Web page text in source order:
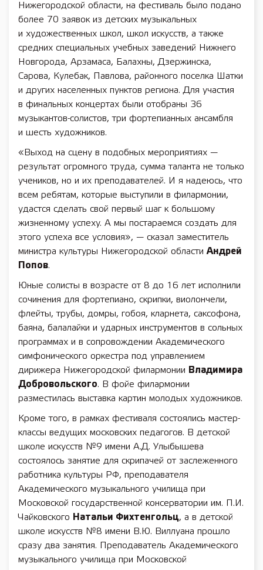
Нижегородской области, на фестиваль было подано
более 70 заявок из детских музыкальных
и художественных школ, школ искусств, а также
средних специальных учебных заведений Нижнего
Новгорода, Арзамаса, Балахны, Дзержинска,
Сарова, Кулебак, Павлова, районного поселка Шатки
и других населенных пунктов региона. Для участия
в финальных концертах были отобраны 36
музыкантов-солистов, три фортепианных ансамбля
и шесть художников.
«Выход на сцену в подобных мероприятиях —
результат огромного труда, сумма таланта не только
учеников, но и их преподавателей. И я надеюсь, что
всем ребятам, которые выступили в филармонии,
удастся сделать свой первый шаг к большому
жизненному успеху. А мы постараемся создать для
этого успеха все условия», — сказал заместитель
министра культуры Нижегородской областиАндрей
Попов.
Юные солисты в возрасте от 8 до 16 лет исполнили
сочинения для фортепиано, скрипки, виолончели,
флейты, трубы, домры, гобоя, кларнета, саксофона,
баяна, балалайки и ударных инструментов в сольных
программах и в сопровождении Академического
симфонического оркестра под управлением
дирижера Нижегородской филармонии Владимира
Добровольского. В фойе филармонии
разместилась выставка картин молодых художников.
Кроме того, в рамках фестиваля состоялись мастер-
классы ведущих московских педагогов. В детской
школе искусств №9 имени А.Д. Улыбышева
состоялось занятие для скрипачей от заслеженного
работника культуры РФ, преподавателя
Академического музыкального училища при
Московской государственной консерватории им. П.И.
Чайковского Натальи Фихтенгольц, а в детской
школе искусств №8 имени В.Ю. Виллуана прошло
сразу два занятия. Преподаватель Академического
музыкального училища при Московской